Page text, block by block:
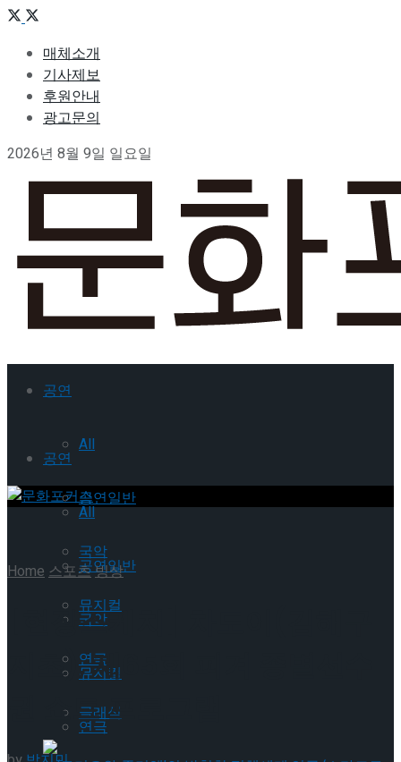
매체소개
기사제보
후원안내
광고문의
2026년 8월 9일 일요일
공연
All
공연일반
국악
뮤지컬
연극
클래식
공연
All
공연일반
국악
뮤지컬
연극
Home스포츠빙상
[현장스케치] 차도이(김해구
지초), 제65회 피겨 종별선수
권 쇼트 프로그램